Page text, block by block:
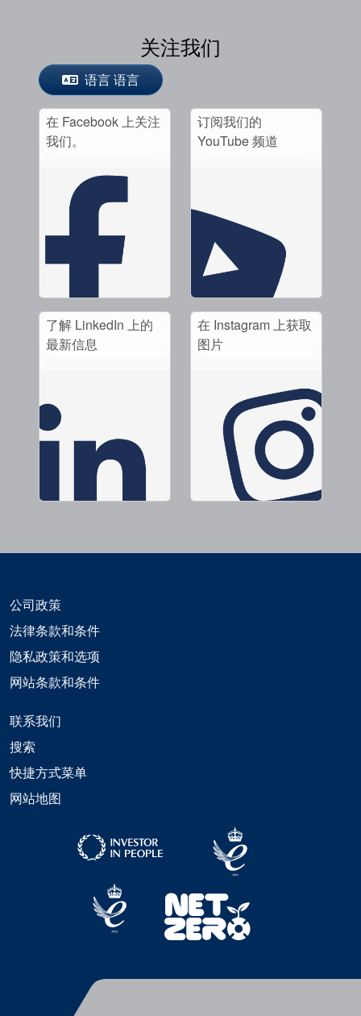
关注我们
语言 语言
在 Facebook 上关注
我们。
订阅我们的
YouTube 频道
了解 LinkedIn 上的
最新信息
在 Instagram 上获取
图片
公司政策
法律条款和条件
隐私政策和选项
网站条款和条件
联系我们
搜索
快捷方式菜单
网站地图